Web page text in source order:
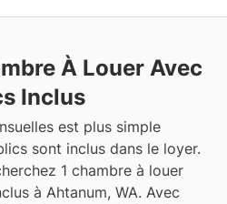
À Louer Avec
Inclus
est plus simple
sont inclus dans le loyer.
1 chambre à louer
à Ahtanum, WA. Avec